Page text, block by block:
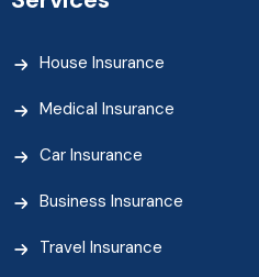
House Insurance
Medical Insurance
Car Insurance
Business Insurance
Travel Insurance